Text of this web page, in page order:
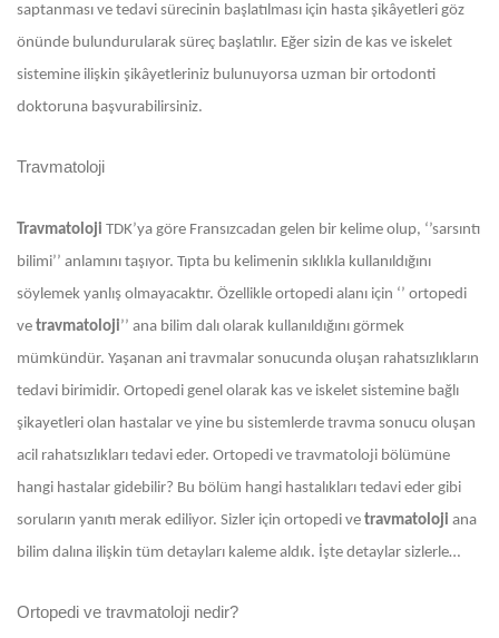
saptanması ve tedavi sürecinin başlatılması için hasta şikâyetleri göz
önünde bulundurularak süreç başlatılır. Eğer sizin de kas ve iskelet
sistemine ilişkin şikâyetleriniz bulunuyorsa uzman bir ortodonti
doktoruna başvurabilirsiniz.
Travmatoloji
Travmatoloji TDK’ya göre Fransızcadan gelen bir kelime olup, ‘’sarsıntı
bilimi’’ anlamını taşıyor. Tıpta bu kelimenin sıklıkla kullanıldığını
söylemek yanlış olmayacaktır. Özellikle ortopedi alanı için ‘’ ortopedi
ve travmatoloji’’ ana bilim dalı olarak kullanıldığını görmek
mümkündür. Yaşanan ani travmalar sonucunda oluşan rahatsızlıkların
tedavi birimidir. Ortopedi genel olarak kas ve iskelet sistemine bağlı
şikayetleri olan hastalar ve yine bu sistemlerde travma sonucu oluşan
acil rahatsızlıkları tedavi eder. Ortopedi ve travmatoloji bölümüne
hangi hastalar gidebilir? Bu bölüm hangi hastalıkları tedavi eder gibi
soruların yanıtı merak ediliyor. Sizler için ortopedi ve travmatoloji ana
bilim dalına ilişkin tüm detayları kaleme aldık. İşte detaylar sizlerle…
Ortopedi ve travmatoloji nedir?